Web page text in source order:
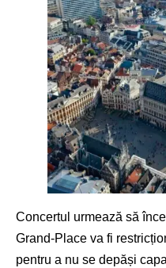
Concertul urmează să
Grand-Place va fi
pentru a nu se depăși